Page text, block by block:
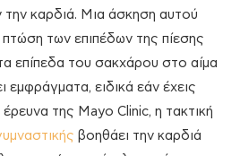
καρδιά. Μια άσκηση αυτού
των επιπέδων της πίεσης
επίπεδα του σακχάρου στο αίμα
εμφράγματα, ειδικά εάν έχεις
της Mayo Clinic, η τακτική
βοηθάει την καρδιά